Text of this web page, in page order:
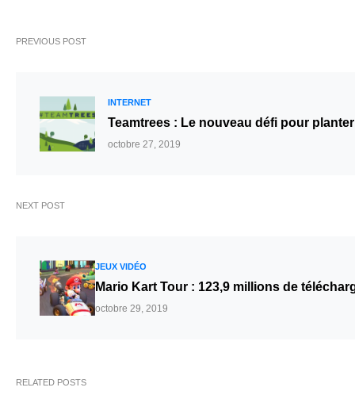
PREVIOUS POST
INTERNET
Teamtrees : Le nouveau défi pour
octobre 27, 2019
NEXT POST
JEUX VIDÉO
Mario Kart Tour : 123,9 millions de
octobre 29, 2019
RELATED POSTS